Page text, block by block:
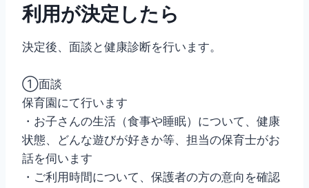
利用が決定したら
決定後、面談と健康診断を行います。
①面談
保育園にて行います
・お子さんの生活（食事や睡眠）について、健康
状態、どんな遊びが好きか等、担当の保育士がお
話を伺います
・ご利用時間について、保護者の方の意向を確認